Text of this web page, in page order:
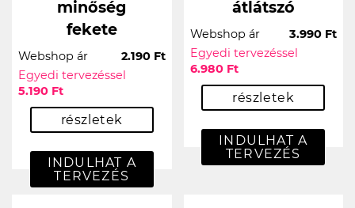
minőség
fekete
Webshop ár
2.190 Ft
Egyedi tervezéssel
5.190 Ft
részletek
INDULHAT A
TERVEZÉS
átlátszó
Webshop ár
3.990 Ft
Egyedi tervezéssel
6.980 Ft
részletek
INDULHAT A
TERVEZÉS